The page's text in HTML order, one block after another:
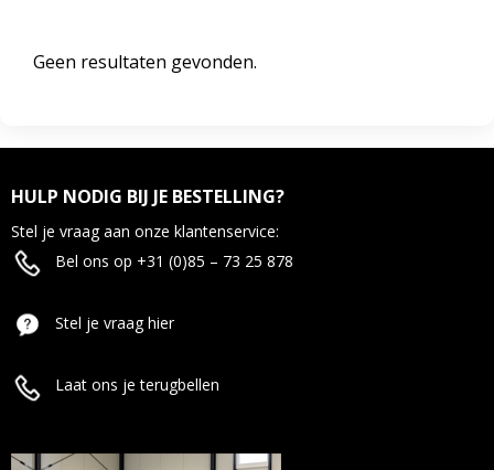
Geen resultaten gevonden.
HULP NODIG BIJ JE BESTELLING?
Stel je vraag aan onze klantenservice:
Bel ons op +31 (0)85 – 73 25 878
Stel je vraag hier
Laat ons je terugbellen